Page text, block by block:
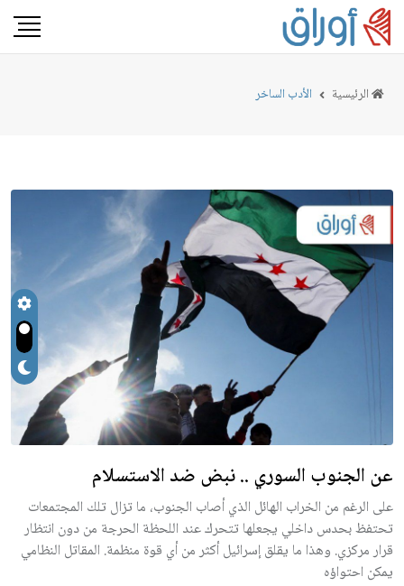
الرئيسية الأدب الساخر
عن الجنوب السوري .. نبض ضد الاستسلام
على الرغم من الخراب الهائل الذي أصاب الجنوب، ما تزال تلك المجتمعات
تحتفظ بحدس داخلي يجعلها تتحرك عند اللحظة الحرجة من دون انتظار
قرار مركزي. وهذا ما يقلق إسرائيل أكثر من أي قوة منظمة. المقاتل النظامي
يمكن احتواؤه